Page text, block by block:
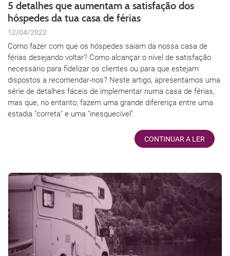
5 detalhes que aumentam a satisfação dos
hóspedes da tua casa de férias
12/04/2022
Como fazer com que os hóspedes saiam da nossa casa de
férias desejando voltar? Como alcançar o nível de satisfação
necessário para fidelizar os clientes ou para que estejam
dispostos a recomendar-nos? Neste artigo, apresentamos uma
série de detalhes fáceis de implementar numa casa de férias,
mas que, no entanto, fazem uma grande diferença entre uma
estadia "correta" e uma "inesquecível".
CONTINUAR A LER